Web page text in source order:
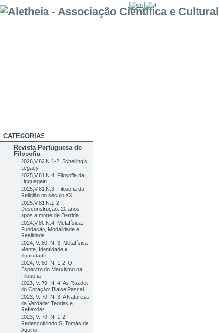
CATEGORIAS
Revista Portuguesa de
Filosofia
2026,V.82,N.1-2, Schelling’s
Legacy
2025,V.81,N.4, Filosofia da
Linguagem
2025,V.81,N.3, Filosofia da
Religião no século XXI
2025,V.81,N.1-2,
Desconstrução: 20 anos
após a morte de Derrida
2024,V.80,N.4, Metafísica:
Fundação, Modalidade e
Realidade
2024, V. 80, N. 3, Metafísica:
Mente, Identidade e
Sociedade
2024, V. 80, N. 1-2, O
Espectro do Marxismo na
Filosofia
2023, V. 79, N. 4, As Razões
do Coração: Blaise Pascal
2023, V. 79, N. 3, A Natureza
da Verdade: Teorias e
Reflexões
2023, V. 79, N. 1-2,
Redescobrindo S. Tomás de
Aquino